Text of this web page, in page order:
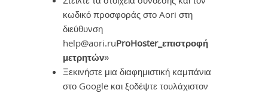
κωδικό προσφοράς στο Aori στη
διεύθυνση
help@aori.ruProHoster_επιστροφή
μετρητών»
Ξεκινήστε μια διαφημιστική καμπάνια
στο Google και ξοδέψτε τουλάχιστον